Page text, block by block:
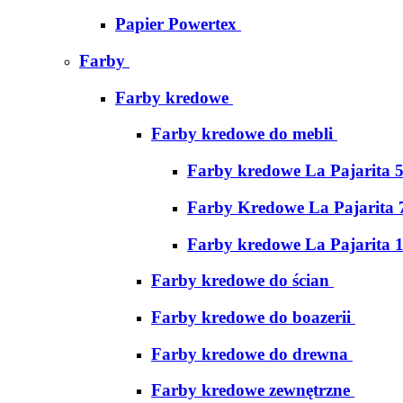
Papier Powertex
Farby
Farby kredowe
Farby kredowe do mebli
Farby kredowe La Pajarita
Farby Kredowe La Pajarita
Farby kredowe La Pajarita
Farby kredowe do ścian
Farby kredowe do boazerii
Farby kredowe do drewna
Farby kredowe zewnętrzne